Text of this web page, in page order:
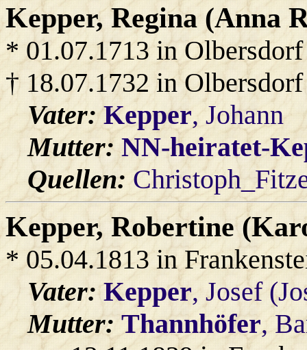
Kepper, Regina (Anna
* 01.07.1713 in Olbersdorf
† 18.07.1732 in Olbersdorf
Vater:Kepper, Johann
Mutter:NN-heiratet-
Quellen:
Kepper, Robertine
* 05.04.1813 in
Vater:Kepper, Josef
Mutter: Thannhöfer,